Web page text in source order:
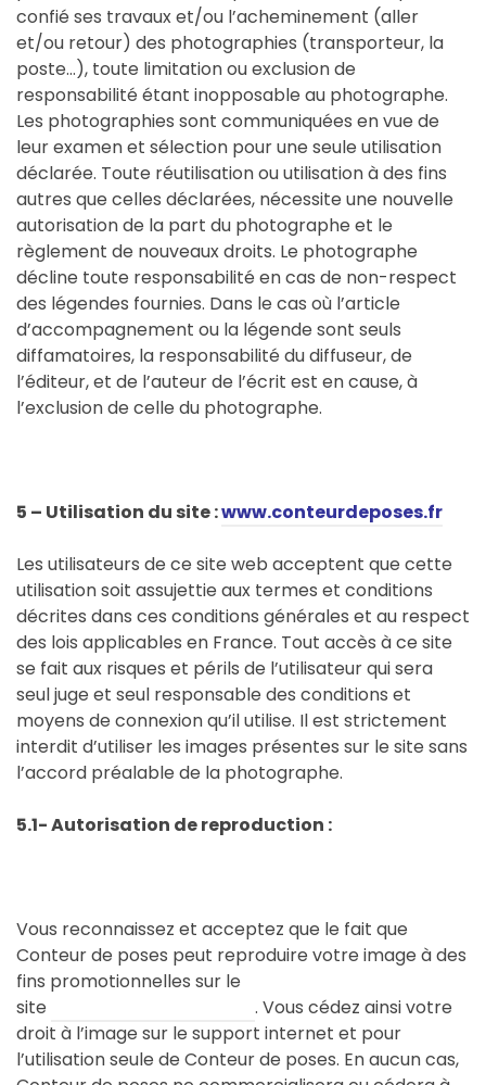
confié ses travaux et/ou l’acheminement (aller
et/ou retour) des photographies (transporteur, la
poste…), toute limitation ou exclusion de
responsabilité étant inopposable au photographe.
Les photographies sont communiquées en vue de
leur examen et sélection pour une seule utilisation
déclarée. Toute réutilisation ou utilisation à des fins
autres que celles déclarées, nécessite une nouvelle
autorisation de la part du photographe et le
règlement de nouveaux droits. Le photographe
décline toute responsabilité en cas de non-respect
des légendes fournies. Dans le cas où l’article
d’accompagnement ou la légende sont seuls
diffamatoires, la responsabilité du diffuseur, de
l’éditeur, et de l’auteur de l’écrit est en cause, à
l’exclusion de celle du photographe.
5 – Utilisation du site :www.conteurdeposes.fr
Les utilisateurs de ce site web acceptent que cette
utilisation soit assujettie aux termes et conditions
décrites dans ces conditions générales et au respect
des lois applicables en France. Tout accès à ce site
se fait aux risques et périls de l’utilisateur qui sera
seul juge et seul responsable des conditions et
moyens de connexion qu’il utilise. Il est strictement
interdit d’utiliser les images présentes sur le site sans
l’accord préalable de la photographe.
5.1- Autorisation de reproduction :
Vous reconnaissez et acceptez que le fait que
Conteur de poses peut reproduire votre image à des
fins promotionnelles sur le
site
. Vous cédez ainsi votre
droit à l’image sur le support internet et pour
l’utilisation seule de Conteur de poses. En aucun cas,